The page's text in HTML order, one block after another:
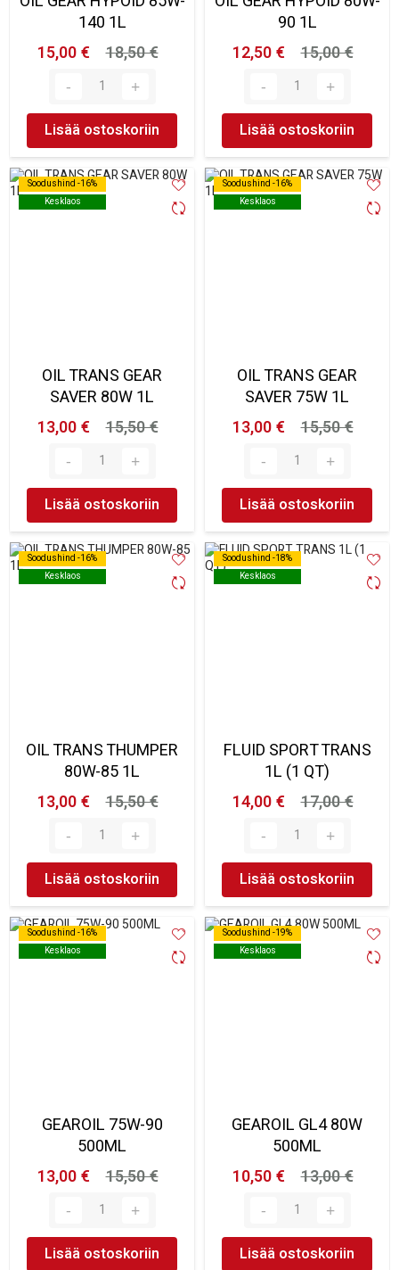
140 1L
15,00 €
18,50 €
Lisää ostoskoriin
90 1L
12,50 €
15,00 €
Lisää ostoskoriin
Soodushind -16%
Kesklaos
Soodushind -16%
Kesklaos
OIL TRANS GEAR
SAVER 80W 1L
13,00 €
15,50 €
Lisää ostoskoriin
Soodushind -16%
Kesklaos
Soodushind -16%
Kesklaos
OIL TRANS GEAR
SAVER 75W 1L
13,00 €
15,50 €
Lisää ostoskoriin
Soodushind -16%
Kesklaos
Soodushind -16%
Kesklaos
OIL TRANS THUMPER
80W-85 1L
13,00 €
15,50 €
Lisää ostoskoriin
Soodushind -18%
Kesklaos
Soodushind -18%
Kesklaos
FLUID SPORT TRANS
1L (1 QT)
14,00 €
17,00 €
Lisää ostoskoriin
Soodushind -16%
Kesklaos
Soodushind -16%
Kesklaos
GEAROIL 75W-90
500ML
13,00 €
15,50 €
Lisää ostoskoriin
Soodushind -19%
Kesklaos
Soodushind -19%
Kesklaos
GEAROIL GL4 80W
500ML
10,50 €
13,00 €
Lisää ostoskoriin